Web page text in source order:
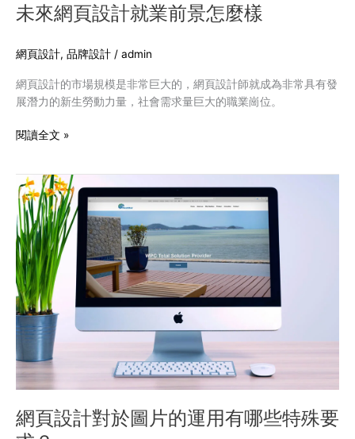
未來網頁設計就業前景怎麼樣
網頁設計, 品牌設計 / admin
網頁設計的市場規模是非常巨大的，網頁設計師就成為非常具有發
展潛力的新生勞動力量，社會需求量巨大的職業崗位。
閱讀全文 »
網頁設計對於圖片的運用有哪些特殊要
網
頁
設
計
對
於
圖
片
的
用
有
哪
些
特